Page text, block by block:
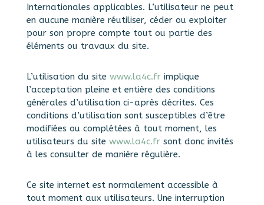
Internationales applicables. L’utilisateur ne peut
en aucune manière réutiliser, céder ou exploiter
pour son propre compte tout ou partie des
éléments ou travaux du site.
L’utilisation du site www.la4c.frimplique
l’acceptation pleine et entière des conditions
générales d’utilisation ci-après décrites. Ces
conditions d’utilisation sont susceptibles d’être
modifiées ou complétées à tout moment, les
utilisateurs du site www.la4c.frsont donc invités
à les consulter de manière régulière.
Ce site internet est normalement accessible à
tout moment aux utilisateurs. Une interruption